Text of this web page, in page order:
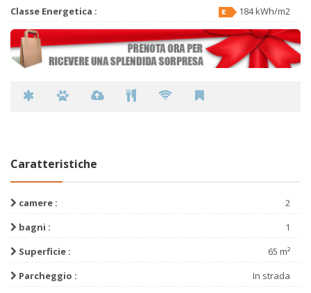
Classe Energetica : 184 kWh/m2
Caratteristiche
camere :
2
bagni :
1
Superficie :
65 m²
Parcheggio :
In strada